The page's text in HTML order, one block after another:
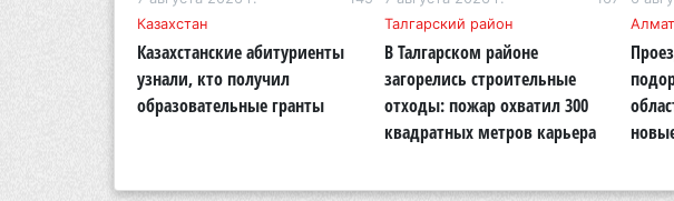
Казахстан
Казахстанские абитуриенты
узнали, кто получил
образовательные гранты
Талгарский район
В Талгарском районе
загорелись строительные
отходы: пожар охватил 300
квадратных метров карьера